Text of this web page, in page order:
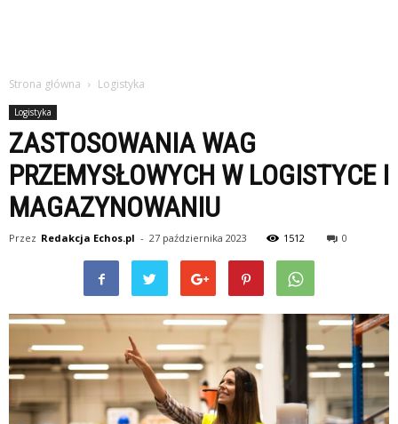
Strona główna Logistyka
Logistyka
ZASTOSOWANIA WAG
PRZEMYSŁOWYCH W LOGISTYCE I
MAGAZYNOWANIU
Przez Redakcja Echos.pl - 27 października 2023 1512 0